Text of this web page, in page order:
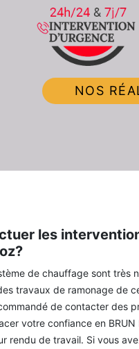
NOS
les
de chauffage sont très
travaux de ramonage de
de contacter des
votre confiance en
rendu de travail. Si vous